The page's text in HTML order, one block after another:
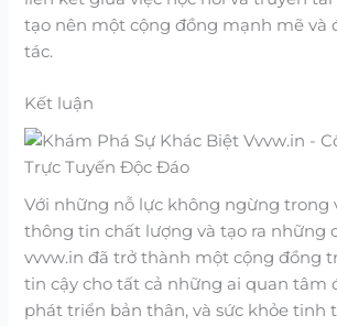
tạo nên một cộng đồng mạnh mẽ và
tác.
Kết luận
Với những nỗ lực không ngừng trong
thông tin chất lượng và tạo ra những
vvvw.in đã trở thành một cộng đồng
tin cậy cho tất cả những ai quan tâm
phát triển bản thân, và sức khỏe tinh